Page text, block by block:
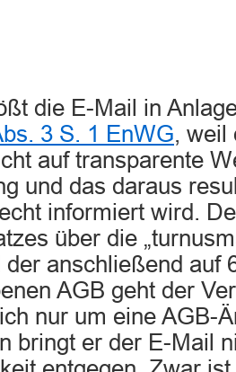
die E-Mail in
3 S. 1 EnWG, weil
auf transparente
und das daraus
informiert wird.
über die
der anschließend auf
AGB geht der
nur um eine AGB-
bringt er der E-Mail